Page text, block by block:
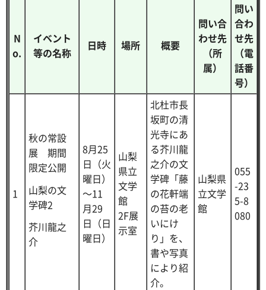
N
o.
イベント
等の名称
日時 場所 概要
問い合
わせ先
（所
属）
問い
合わ
せ先
（電
話番
号）
1
秋の常設
展 期間
限定公開
山梨の文
学碑2
芥川龍之
介
8月25
日（火
曜日）
～11
月29
日（日
曜日）
山梨
県立
文学
館
2F展
示室
北杜市長
坂町の清
光寺にあ
る芥川龍
之介の文
学碑「藤
の花軒端
の苔の老
いにけ
り」を、
書や写真
により紹
介。
山梨県
立文学
館
055
-23
5-8
080